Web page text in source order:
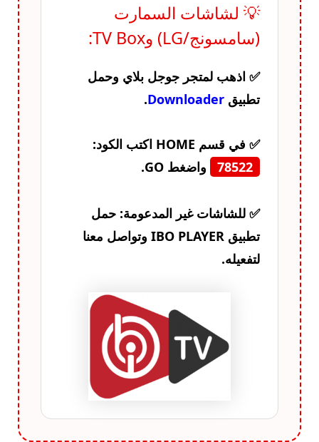
💡 لشاشات السمارت
(سامسونج/LG) وTV Box:
✅ اذهب لمتجر جوجل بلاي وحمل
تطبيق Downloader
.
✅ في قسم HOME اكتب الكود:
78522
واضغط GO.
✅ للشاشات غير المدعومة: حمل
تطبيق IBO PLAYER وتواصل معنا
لتفعيله.